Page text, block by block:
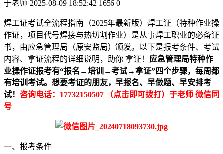
于老师 2025-08-09 18:52:42 1656 0
焊工证考试全流程指南（2025年最新版）焊工证（特种作业操
作证，项目代号焊接与热切割作业）是从事焊工职业的必备证
书，由应急管理局（原安监局）颁发。以下是报考条件、考试
内容、拿证流程的详细说明，助你 拿证！ 应急管理局特种作
业操作证报考有“报名→培训→考试→拿证”四个步骤，每周都
有培训考试。想要考证的朋友，早报名、早做题、早安排考
试！ 咨询电话： 17732150507
（点击即可拨打）于老师 微信同
号
一、报考条件